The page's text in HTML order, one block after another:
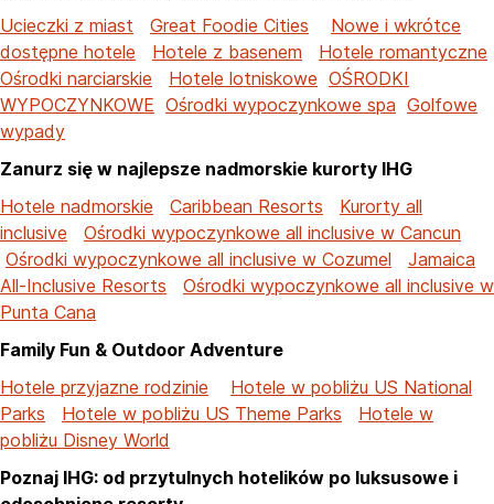
Ucieczki z miast
Great Foodie Cities
Nowe i wkrótce
dostępne hotele
Hotele z basenem
Hotele romantyczne
Ośrodki narciarskie
Hotele lotniskowe OŚRODKI
WYPOCZYNKOWE Ośrodki wypoczynkowe spa Golfowe
wypady
Zanurz się w najlepsze nadmorskie kurorty IHG
Hotele nadmorskie
Caribbean Resorts
Kurorty all
inclusive
Ośrodki wypoczynkowe all inclusive w Cancun
Ośrodki wypoczynkowe all inclusive w Cozumel
Jamaica
All-Inclusive Resorts
Ośrodki wypoczynkowe all inclusive w
Punta Cana
Family Fun & Outdoor Adventure
Hotele przyjazne rodzinie
Hotele w pobliżu US National
Parks
Hotele w pobliżu US Theme Parks
Hotele w
pobliżu Disney World
Poznaj IHG: od przytulnych hotelików po luksusowe i